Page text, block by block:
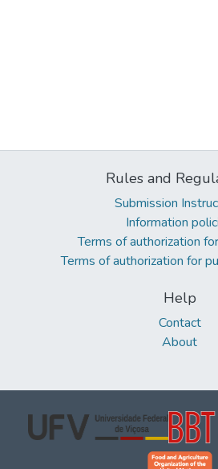
Rules and
Submission
Information
Terms of authorization
Terms of authorization for
Help
Contact
About